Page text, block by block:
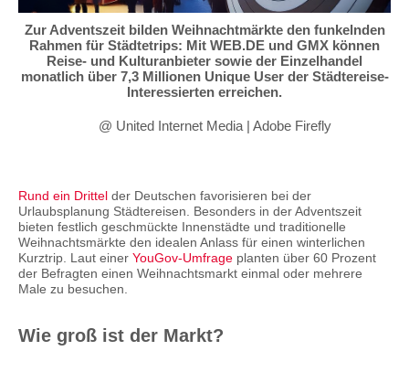
Zur Adventszeit bilden Weihnachtmärkte den funkelnden
Rahmen für Städtetrips: Mit WEB.DE und GMX können
Reise- und Kulturanbieter sowie der Einzelhandel
monatlich über 7,3 Millionen Unique User der Städtereise-
Interessierten erreichen.
@ United Internet Media | Adobe Firefly
Rund ein Drittel der Deutschen favorisieren bei der
Urlaubsplanung Städtereisen. Besonders in der Adventszeit
bieten festlich geschmückte Innenstädte und traditionelle
Weihnachtsmärkte den idealen Anlass für einen winterlichen
Kurztrip. Laut einer YouGov-Umfrage planten über 60 Prozent
der Befragten einen Weihnachtsmarkt einmal oder mehrere
Male zu besuchen.
Wie groß ist der Markt?